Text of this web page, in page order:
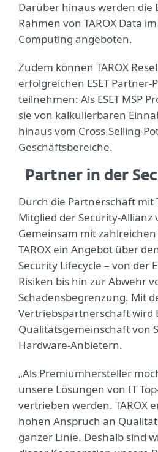
Darüber hinaus werden die
Rahmen von TAROX Data
Computing angeboten.
Zudem können TAROX
erfolgreichen ESET Partner-
teilnehmen: Als ESET MSP
sie von kalkulierbaren
hinaus vom Cross-Selling-
Geschäftsbereiche.
Partner in der
Durch die Partnerschaft mit
Mitglied der Security-Allianz
Gemeinsam mit
TAROX ein Angebot über
Security Lifecycle – von der
Risiken bis hin zur Abwehr
Schadensbegrenzung. Mit
Vertriebspartnerschaft wird
Qualitätsgemeinschaft von
Hardware-Anbietern.
„Als Premiumhersteller
unsere Lösungen von IT
vertrieben werden. TAROX
hohen Anspruch an
ganzer Linie. Deshalb sind